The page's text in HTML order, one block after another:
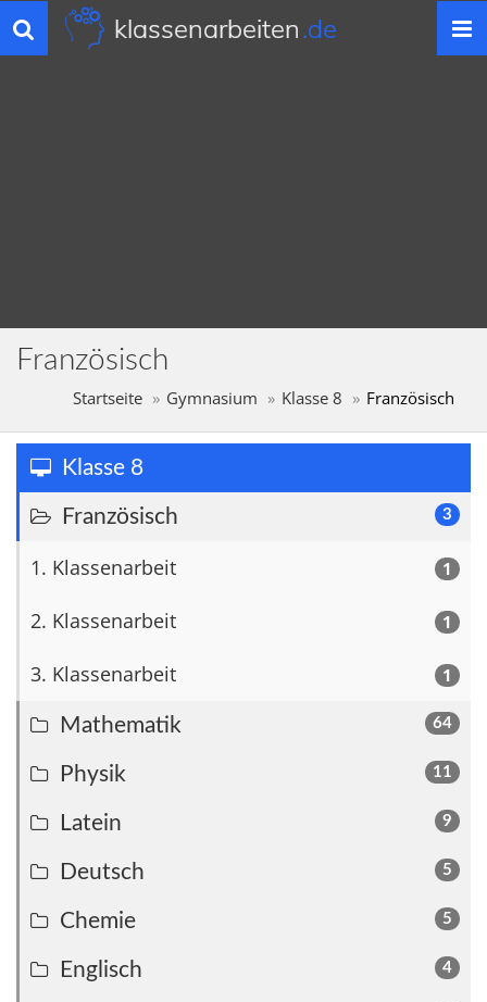
Toggle
navigation
klassenarbeiten.de
Französisch
Startseite Gymnasium Klasse 8 Französisch
Klasse 8
3
Französisch
1
1. Klassenarbeit
1
2. Klassenarbeit
1
3. Klassenarbeit
64
Mathematik
11
Physik
9
Latein
5
Deutsch
5
Chemie
4
Englisch